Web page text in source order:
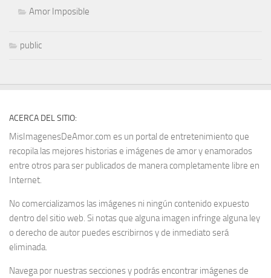
Amor Imposible
public
ACERCA DEL SITIO:
MisImagenesDeAmor.com es un portal de entretenimiento que
recopila las mejores historias e imágenes de amor y enamorados
entre otros para ser publicados de manera completamente libre en
Internet.
No comercializamos las imágenes ni ningún contenido expuesto
dentro del sitio web. Si notas que alguna imagen infringe alguna ley
o derecho de autor puedes escribirnos y de inmediato será
eliminada.
Navega por nuestras secciones y podrás encontrar imágenes de